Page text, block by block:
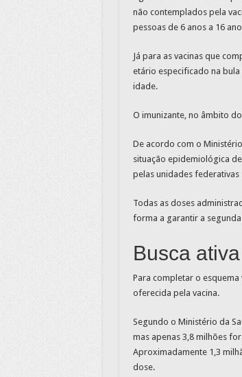
não contemplados pela
pessoas de 6 anos a 16
Já para as vacinas que
etário especificado na bula
idade.
O imunizante, no âmbito
De acordo com o
situação epidemiológica
pelas unidades
Todas as doses
forma a garantir a
Busca ativa
Para completar o
oferecida pela vacina.
Segundo o Ministério da
mas apenas 3,8 milhões
Aproximadamente 1,3
dose.